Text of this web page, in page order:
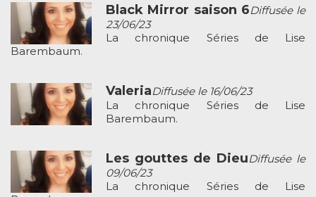
Black Mirror saison 6Diffusée le
23/06/23
La chronique Séries de Lise
Barembaum.
ValeriaDiffusée le 16/06/23
La chronique Séries de Lise
Barembaum.
Les gouttes de DieuDiffusée le
09/06/23
La chronique Séries de Lise